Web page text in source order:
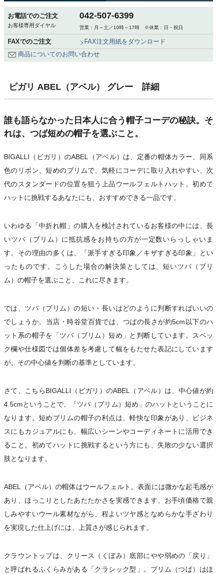
お電話でのご注文
お客様専用ダイヤル
042-507-6399
営業：月～土／10時～17時 ※休業：日・祝日
FAXでのご注文
FAX注文用紙をダウンロード
商品についてのお問い合わせ
ビガリ ABEL（アベル） グレー 詳細
誰も語らなかった日本人に合う帽子コーデの秘訣。そ
れは、つば短めの帽子を選ぶこと。
BIGALLI（ビガリ）のABEL（アベル）は、定番の帽体カラー、同系
色のリボン、短めのブリムで、気軽にコーデに取り入れやすい、次
代のスタンダードの位置を狙う上品ウールフェルトハット。初めて
ハットに挑戦するあなたにも、おすすめできる一品です。
いわゆる「中折れ帽」の購入を検討されているお客様の中には、長
いツバ（ブリム）に抵抗感をお持ちの方が一定数いらっしゃいま
す。その理由の多くは、「派手すぎる印象／キザすぎる印象」とい
ったものです。こうした場合の解決策としては、短いツバ（ブリ
ム）の帽子を選ぶこと、これに尽きます。
では、ツバ（ブリム）の短い・長いはどのように判断すればいいの
でしょうか。当店・時谷堂百貨では、つばの長さが約5cm以下のハ
ット系の帽子を「ツバ（ブリム）短め」と判断しています。スペッ
ク欄や仕様図では個体差を考慮して幅をもたせた表記にしています
が、その中心値を判断の基準としています。
さて、こちらBIGALLI（ビガリ）のABEL（アベル）は、中心値が約
4.5cmということで、「ツバ（ブリム）短め」のハットということに
なります。短めブリムの帽子の利点は、軽快な印象があり、ビジネ
スにもカジュアルにも、幅広いシーンやコーディネートに活用でき
ること。初めてハットに挑戦するという方にも、失敗の少ない選択
肢となります。
ABEL（アベル）の帽体はウールフェルト。表面には微かな起毛感が
あり、ほっこりとしたあたたかさを実感できます。お手頃価格で親
しみやすいウール素材ながら、程よいツヤ感となめらかな手ざわり
を実現した仕上げには、上質さが感じられます。
クラウントップは、クリース（くぼみ）底部にやや弱めの「戻り」
と呼ばれるふくらみがある「クラシック型」。ブリム（つば）はほ